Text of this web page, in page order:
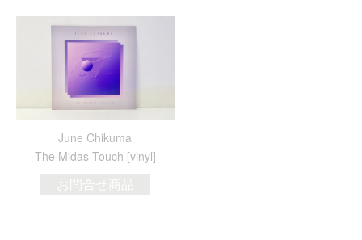
June Chikuma
The Midas Touch [vinyl]
お問合せ商品